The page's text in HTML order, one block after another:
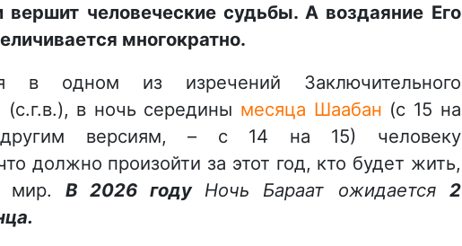
человеческие судьбы. А воздаяние Его
многократно.
в одном из изречений Заключительного
в ночь середины месяца Шаабан (с 15 на
версиям, – с 14 на 15) человеку
должно произойти за этот год, кто будет жить,
мир. В 2026 году Ночь Бараат ожидается 2